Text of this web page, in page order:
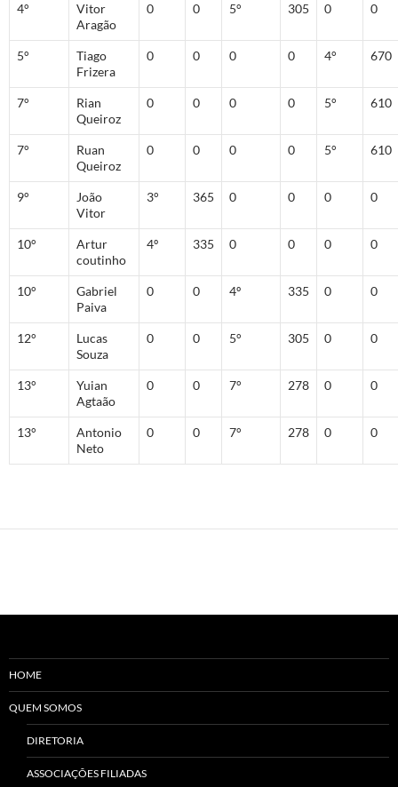
4°
Vitor
Aragão
0 0 5° 305 0 0
5°
Tiago
Frizera
0 0 0 0 4° 670
7°
Rian
Queiroz
0 0 0 0 5° 610
7°
Ruan
Queiroz
0 0 0 0 5° 610
9°
João
Vitor
3° 365 0 0 0 0
10°
Artur
coutinho
4º 335 0 0 0 0
10°
Gabriel
Paiva
0 0 4º 335 0 0
12°
Lucas
Souza
0 0 5° 305 0 0
13°
Yuian
Agtaão
0 0 7° 278 0 0
13°
Antonio
Neto
0 0 7° 278 0 0
HOME
QUEM SOMOS
DIRETORIA
ASSOCIAÇÕES FILIADAS